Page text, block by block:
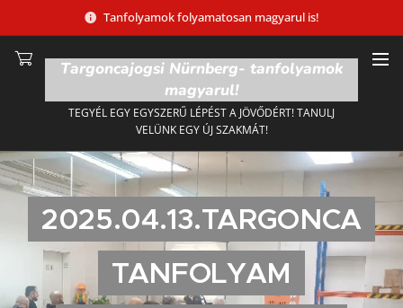
Tanfolyamok folyamatosan magyarul is!
Targoncajogsi Nürnberg- tanfolyamok
magyarul!
TEGYÉL EGY EGYSZERŰ LÉPÉST A JÖVŐDÉRT! TANULJ
VELÜNK EGY ÚJ SZAKMÁT!
2025.04.13.TARGONCA
TANFOLYAM